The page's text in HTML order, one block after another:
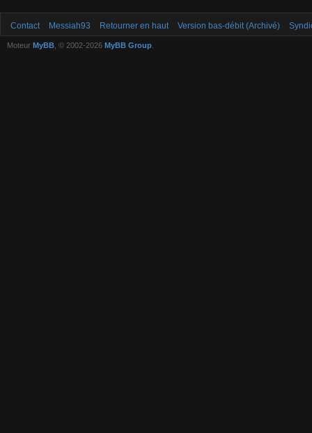
Contact Messiah93 Retourner en haut Version bas-débit (Archivé)
Moteur MyBB , © 2002-2026 MyBB Group